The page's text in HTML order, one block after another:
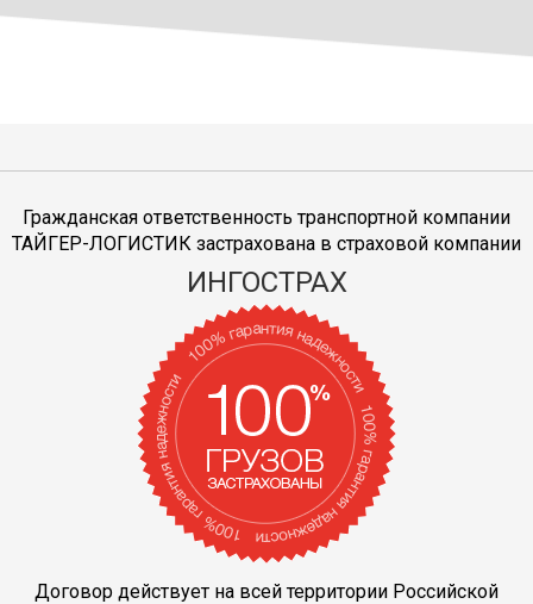
Гражданская ответственность транспортной компании
ТАЙГЕР-ЛОГИСТИК застрахована в страховой компании
ИНГОСТРАХ
Договор действует на всей территории Российской